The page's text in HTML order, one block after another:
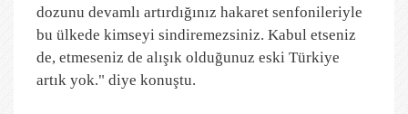
dozunu devamlı artırdığınız hakaret senfonileriyle
bu ülkede kimseyi sindiremezsiniz. Kabul etseniz
de, etmeseniz de alışık olduğunuz eski Türkiye
artık yok." diye konuştu.